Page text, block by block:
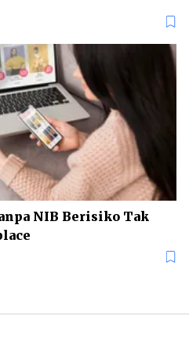
NIB Berisiko Tak